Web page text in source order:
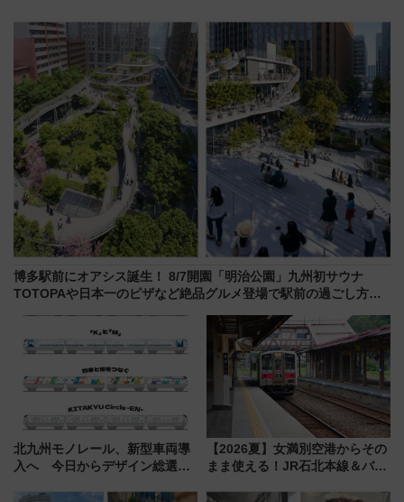
の罠
博多駅前にオアシス誕生！ 8/7開園「明治公園」九州初サウナ
TOTOPAや日本一のピザなど絶品グルメ登場で駅前の過ごし方は
北九州モノレール、新型車両導
入へ 今日からデザイン総選挙
【2026夏】女満別空港からその
まま使える！JR石北本線＆バス